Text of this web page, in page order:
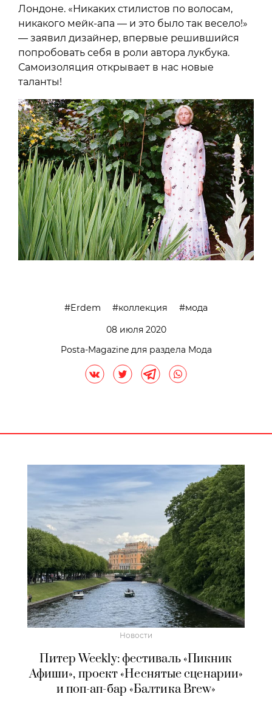
Лондоне. «Никаких стилистов по волосам,
никакого мейк-апа — и это было так весело!»
— заявил дизайнер, впервые решившийся
попробовать себя в роли автора лукбука.
Самоизоляция открывает в нас новые
таланты!
Erdem коллекция
мода
08 июля 2020
Posta-Magazine для раздела Мода
Новости
Питер Weekly: фестиваль «Пикник
Афиши», проект «Неснятые сценарии»
и поп-ап-бар «Балтика Brew»